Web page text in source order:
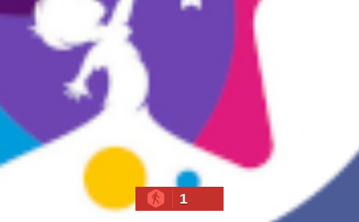
PERGUNTAS FREQUENTES
INTERPRETAÇÃO PESSOAL DOS SONHOS
SOBRE NÓS
POLÍTICA DE PRIVACIDADE
TERMOS DE USO
1